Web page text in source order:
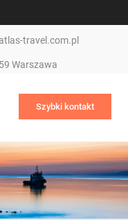
travel.com.pl
Warszawa
Szybki kontakt